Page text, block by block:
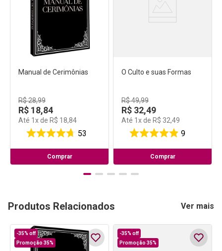
Manual de Cerimônias
R$28,99
R$ 18,84
Até 1 x de R$ 18,84
53
Comprar
O Culto e suas Formas
R$49,99
R$ 32,49
Até 1 x de R$ 32,49
9
Comprar
Produtos Relacionados Ver mais
-35% off
Promoção 35%
-35% off
Promoção 35%